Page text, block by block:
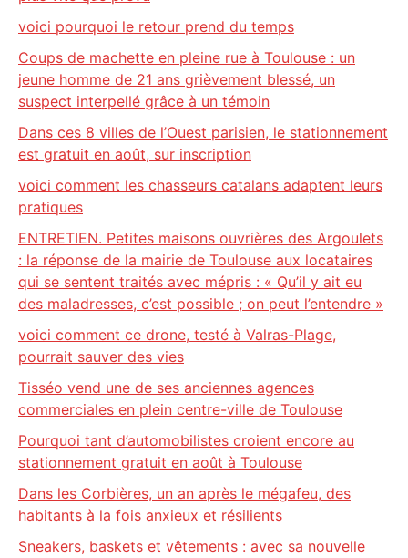
voici pourquoi le retour prend du temps
Coups de machette en pleine rue à Toulouse : un
jeune homme de 21 ans grièvement blessé, un
suspect interpellé grâce à un témoin
Dans ces 8 villes de l’Ouest parisien, le stationnement
est gratuit en août, sur inscription
voici comment les chasseurs catalans adaptent leurs
pratiques
ENTRETIEN. Petites maisons ouvrières des Argoulets
: la réponse de la mairie de Toulouse aux locataires
qui se sentent traités avec mépris : « Qu’il y ait eu
des maladresses, c’est possible ; on peut l’entendre »
voici comment ce drone, testé à Valras-Plage,
pourrait sauver des vies
Tisséo vend une de ses anciennes agences
commerciales en plein centre-ville de Toulouse
Pourquoi tant d’automobilistes croient encore au
stationnement gratuit en août à Toulouse
Dans les Corbières, un an après le mégafeu, des
habitants à la fois anxieux et résilients
Sneakers, baskets et vêtements : avec sa nouvelle